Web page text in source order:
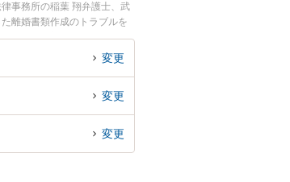
事務所の稲葉 翔弁護士、武
離婚書類作成のトラブルを
きる川崎市中原区内の弁護士
変更
変更
変更